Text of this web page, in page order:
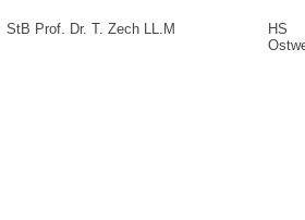
StB Prof. Dr. T. Zech LL.M
HS